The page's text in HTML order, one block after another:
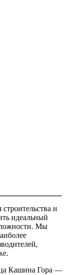
и
идеальный
Мы
Кашина Гора —